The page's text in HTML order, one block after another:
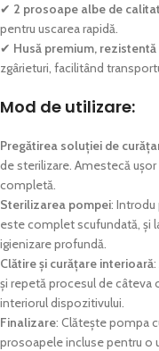
✔ 2 prosoape albe de
pentru uscarea rapidă.
✔ Husă premium, rezistentă
zgârieturi, facilitând
Mod de utilizare:
Pregătirea soluției de
de sterilizare. Amestecă
completă.
Sterilizarea pompei:
este complet scufundată, și
igienizare profundă.
Clătire și curățare interioară
și repetă procesul de câteva
interiorul dispozitivului.
Finalizare: Clătește pompa
prosoapele incluse pentru o